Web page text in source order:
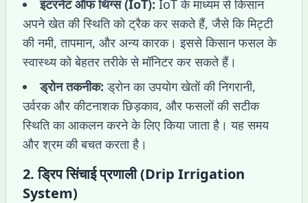
इंटरनेट ऑफ थिंग्स (IoT): IoT के माध्यम से किसान
अपने खेत की स्थिति को ट्रैक कर सकते हैं, जैसे कि मिट्टी
की नमी, तापमान, और अन्य कारक। इससे किसान फसल के
स्वास्थ्य को बेहतर तरीके से मॉनिटर कर सकते हैं।
ड्रोन तकनीक: ड्रोन का उपयोग खेतों की निगरानी,
उर्वरक और कीटनाशक छिड़काव, और फसलों की सटीक
स्थिति का आकलन करने के लिए किया जाता है। यह समय
और श्रम की बचत करता है।
2.ड्रिप सिंचाई प्रणाली (Drip Irrigation
System)